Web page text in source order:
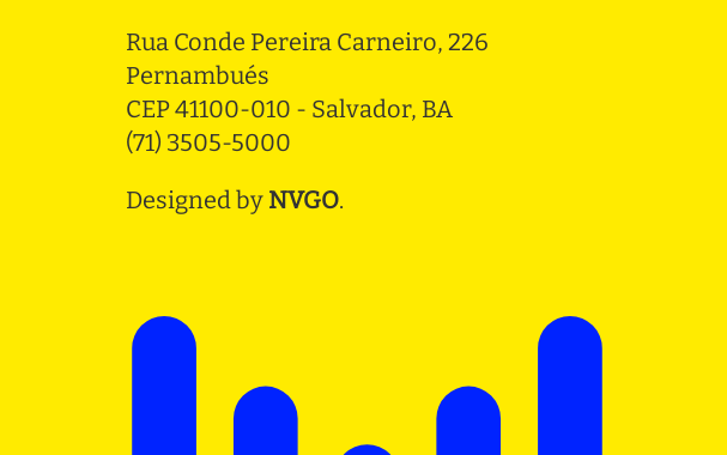
Rua Conde Pereira Carneiro, 226
Pernambués
CEP 41100-010 - Salvador, BA
(71) 3505-5000
Designed by NVGO.